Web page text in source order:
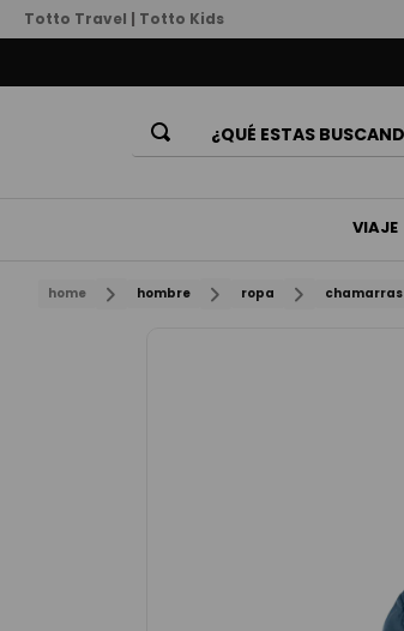
Totto Travel | Totto Kids
¿QUÉ ESTAS BUSCANDO?
VIAJE
home hombre ropa chamarras
3.
lonchera